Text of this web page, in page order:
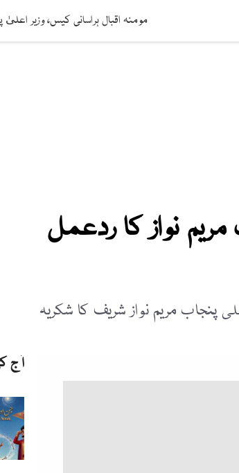
مومنہ اقبال ہراسانی کیس، وزیر
نواز کا ردعمل
پنجاب مریم نواز شریف کا شکریہ
آج